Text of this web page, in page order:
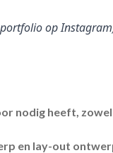
op
nodig heeft,
en lay-out